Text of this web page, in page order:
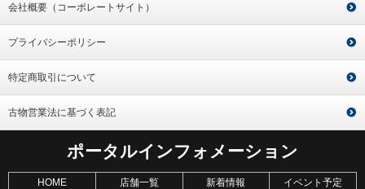
会社概要（コーポレートサイト）
プライバシーポリシー
特定商取引について
古物営業法に基づく表記
ポータルインフォメーション
HOME 店舗一覧 新着情報 イベント予定